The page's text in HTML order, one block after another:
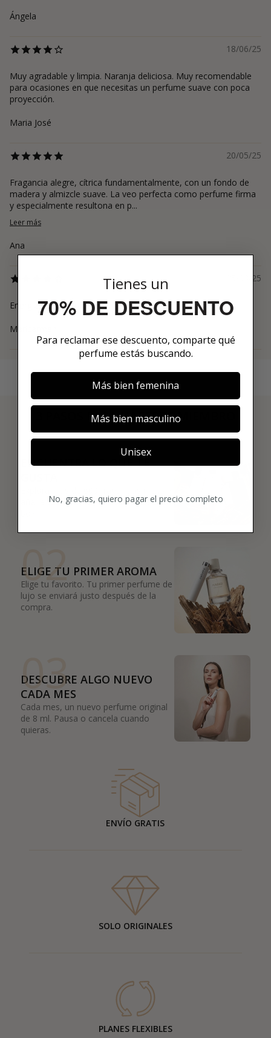
Ángela
18/06/25
Muy agradable y limpia. Naranja deliciosa. Muy recomendable
para ocasiones en que necesitas un perfume suave con poca
proyección.
Maria José
20/05/25
Fragancia alegre, cítrica fundamentalmente, con un fondo de
madera y almizcle suave. La veo perfecta como perfume firma
y especialmente resultona en p...
Leer más
Ana
25/03/25
Energizante y duradero
Maricarmen
3 PASOS PARA HACERTE MIEMBRO
01
ENCUENTRA LO QUE TE
añade tus favoritas directamente a tu
02
ELIGE TU PRIMER AROMA
Elige tu favorito. Tu primer perfume de
lujo se enviará justo después de la
compra.
03
DESCUBRE ALGO NUEVO
CADA MES
Cada mes, un nuevo perfume original
de 8 ml. Pausa o cancela cuando
quieras.
ENVÍO GRATIS
SOLO ORIGINALES
PLANES FLEXIBLES
Tienes un
70% DE DESCUENTO
Para reclamar ese descuento, comparte qué
perfume estás buscando.
Más bien femenina
Más bien masculino
Unisex
No, gracias, quiero pagar el precio completo